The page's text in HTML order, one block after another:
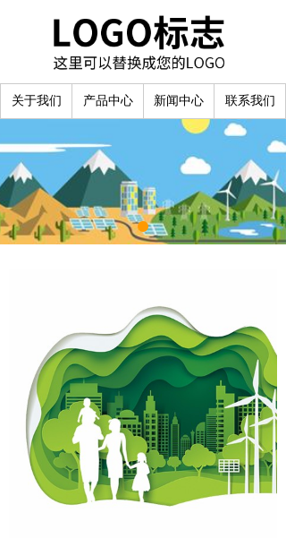
关于我们 产品中心 新闻中心 联系我们